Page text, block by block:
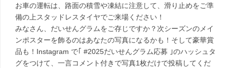
お車の運転は、路面の積雪や凍結に注意して、滑り止めをご準
備の上スタッドレスタイヤでご来場ください！
みなさん、だいせんグラムをご存じですか？次シーズンのメイ
ンポスターを飾るのはあなたの写真になるかも！そして豪華賞
品も！Instagram で｢ #2025だいせんグラム応募 ｣のハッシュタ
グをつけて、一言コメント付きで写真1枚だけで投稿してくだ